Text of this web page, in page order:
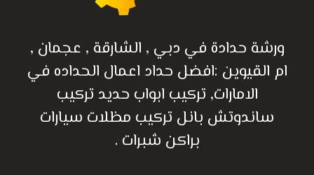
ورشة حدادة في دبي , الشارقة , عجمان ,
ام القيوين :افضل حداد اعمال الحداده في
الامارات, تركيب ابواب حديد تركيب
ساندوتش بانل تركيب مظلات سيارات
براكن شبرات .